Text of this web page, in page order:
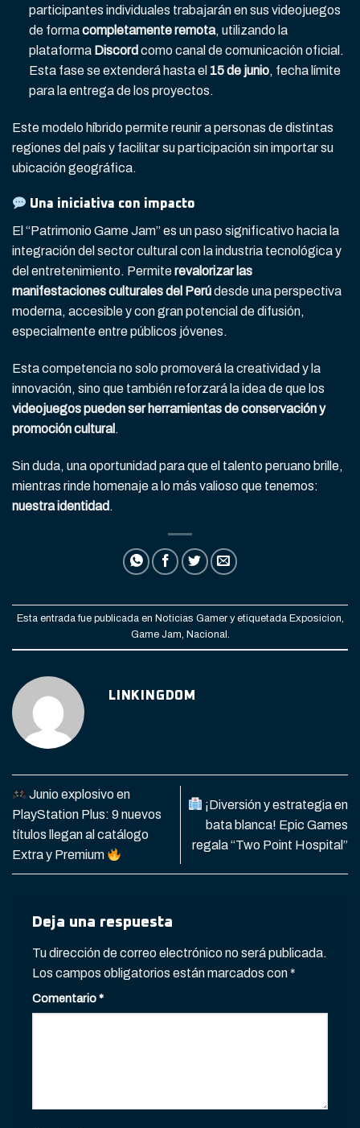
participantes individuales trabajarán en sus videojuegos
de formacompletamente remota, utilizando la
plataforma Discord como canal de comunicación oficial.
Esta fase se extenderá hasta el 15 de junio, fecha límite
para la entrega de los proyectos.
Este modelo híbrido permite reunir a personas de distintas
regiones del país y facilitar su participación sin importar su
ubicación geográfica.
Una iniciativa con impacto
El “Patrimonio Game Jam” es un paso significativo hacia la
integración del sector cultural con la industria tecnológica y
del entretenimiento. Permiterevalorizar las
manifestaciones culturales del Perúdesde una perspectiva
moderna, accesible y con gran potencial de difusión,
especialmente entre públicos jóvenes.
Esta competencia no solo promoverá la creatividad y la
innovación, sino que también reforzará la idea de que los
videojuegos pueden ser herramientas de conservación y
promoción cultural .
Sin duda, una oportunidad para que el talento peruano brille,
mientras rinde homenaje a lo más valioso que tenemos:
nuestra identidad .
Esta entrada fue publicada en Noticias Gamery etiquetada Exposicion,
Game Jam, Nacional .
LINKINGDOM
Junio explosivo en
PlayStation Plus: 9 nuevos
títulos llegan al catálogo
Extra y Premium
¡Diversión y estrategia en
bata blanca! Epic Games
regala “Two Point Hospital”
Deja una respuesta
Tu dirección de correo electrónico no será publicada.
Los campos obligatorios están marcados con*
Comentario*